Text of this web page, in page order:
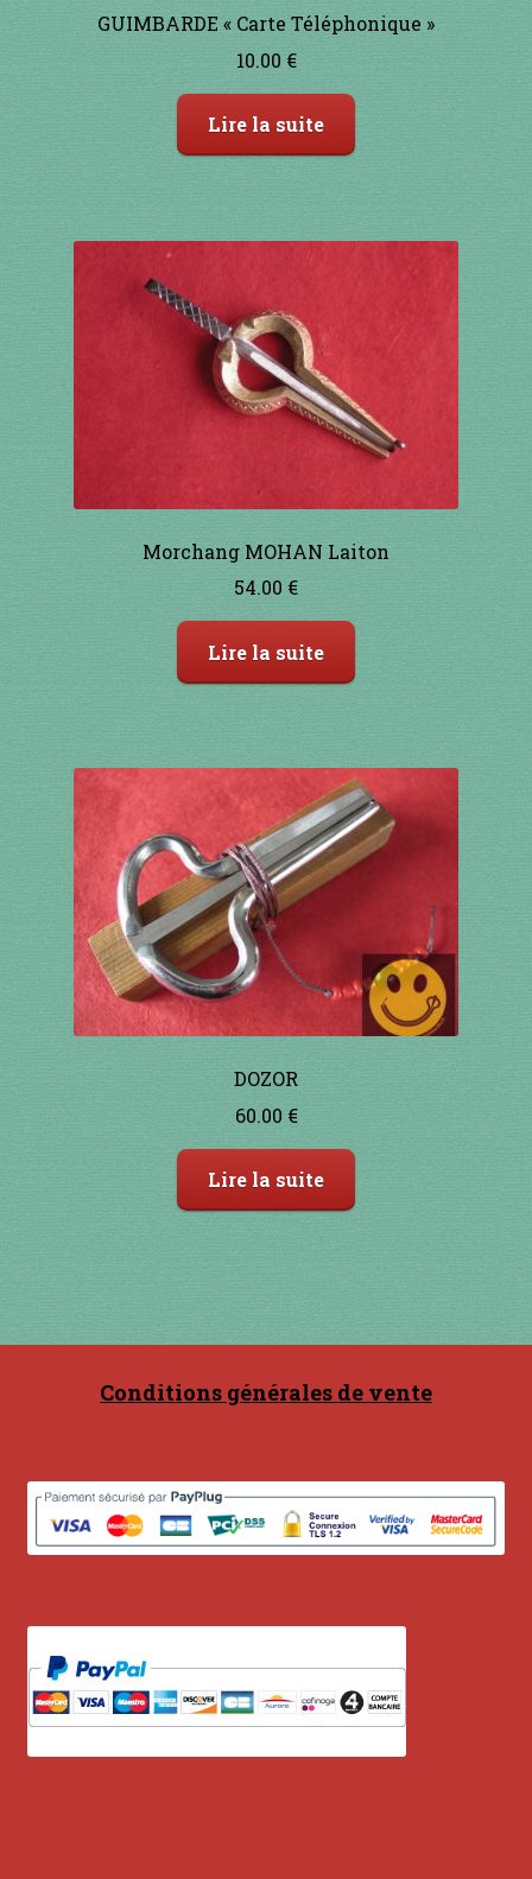
41 à 50€
121 à 130€
SHOP
GUIMBARDE « Carte Téléphonique »
10.00 €
Lire la suite
Morchang MOHAN Laiton
54.00 €
Lire la suite
DOZOR
60.00 €
Lire la suite
Conditions générales de vente